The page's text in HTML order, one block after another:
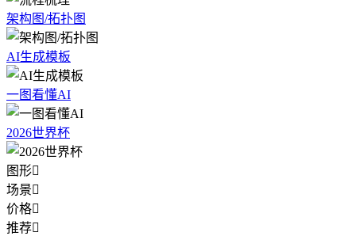
架构图/拓扑图
AI生成模板
一图看懂AI
2026世界杯
图形
场景
价格
推荐